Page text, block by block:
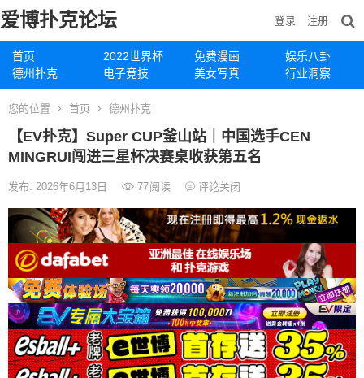
爱博扑克论坛
首页 2022世界杯 免费漫画
娱乐八卦
德州扑克
电子竞技 美女写真 行业洞察
登录 注册
您的位置 首页 德州扑克
【EV扑克】Super CUP釜山站｜中国选手CEN
MINGRUI闯进三星杯决赛桌收获第五名
发布: 2026年6月13日 77阅读 评论关闭